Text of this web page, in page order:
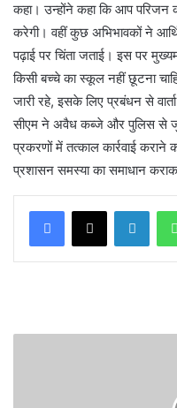
कहा। उन्होंने कहा कि आप परिजन
करेगी। वहीं कुछ अभिभावकों ने
पढ़ाई पर चिंता जताई। इस पर
किसी बच्चे का स्कूल नहीं छूटना
जारी रहे, इसके लिए प्रबंधन से
सीएम ने अवैध कब्जे और पुलिस से जुड़े
प्रकरणों में तत्काल कार्रवाई कराने
प्रशासन समस्या का समाधान